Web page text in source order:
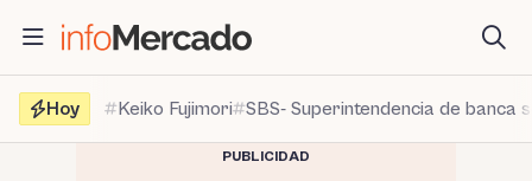
contenido
Hoy
Keiko Fujimori SBS- Superintendencia de banca
PUBLICIDAD